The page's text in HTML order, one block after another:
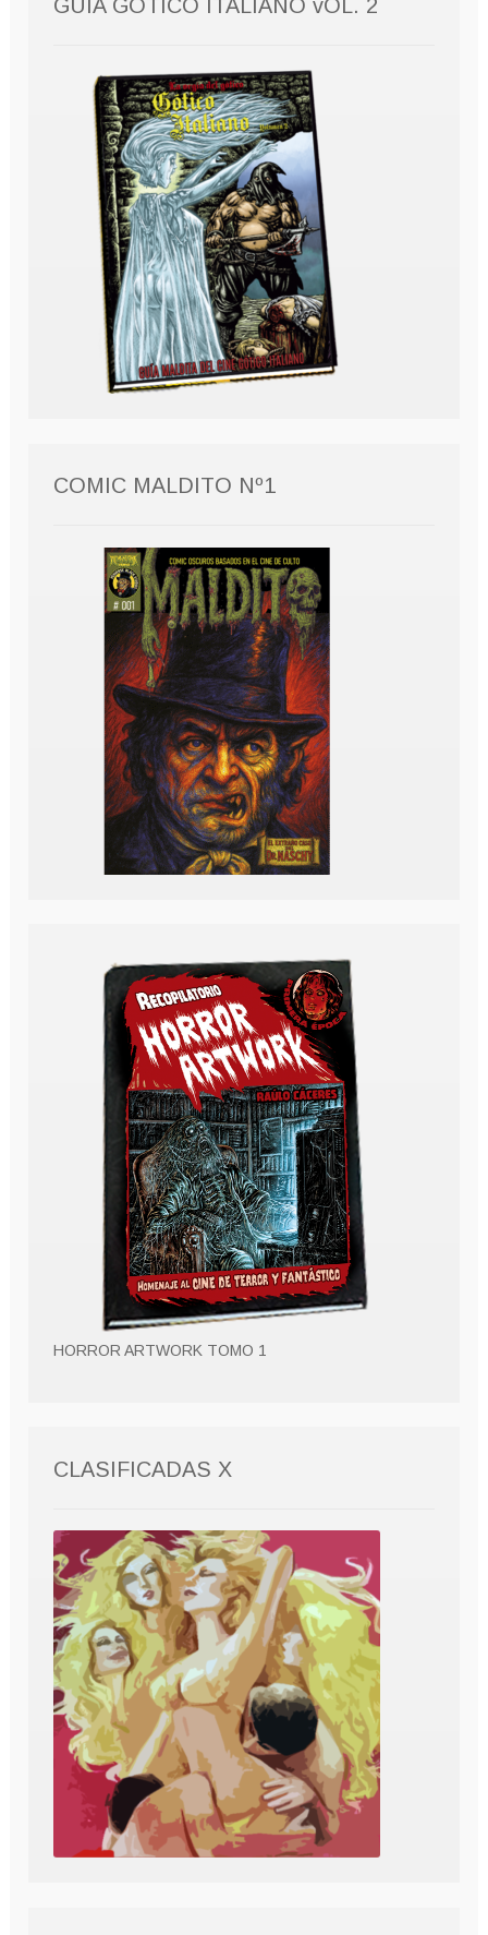
GUÍA GÓTICO ITALIANO vOL. 2
COMIC MALDITO Nº1
HORROR ARTWORK TOMO 1
CLASIFICADAS X